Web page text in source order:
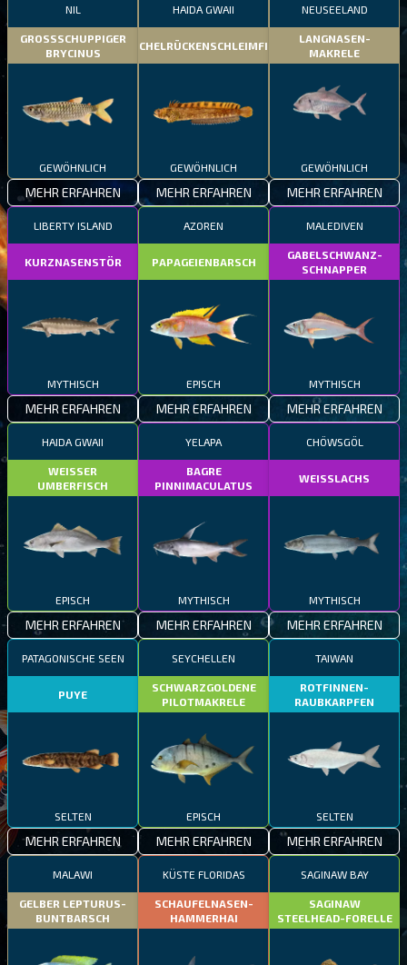
NIL
GROSSSCHUPPIGER
BRYCINUS
GEWÖHNLICH
MEHR ERFAHREN
HAIDA GWAII
STACHELRÜCKENSCHLEIMFISCH
GEWÖHNLICH
MEHR ERFAHREN
NEUSEELAND
LANGNASEN-
MAKRELE
GEWÖHNLICH
MEHR ERFAHREN
LIBERTY ISLAND
KURZNASENSTÖR
MYTHISCH
MEHR ERFAHREN
AZOREN
PAPAGEIENBARSCH
EPISCH
MEHR ERFAHREN
MALEDIVEN
GABELSCHWANZ-
SCHNAPPER
MYTHISCH
MEHR ERFAHREN
HAIDA GWAII
WEISSER
UMBERFISCH
EPISCH
MEHR ERFAHREN
YELAPA
BAGRE
PINNIMACULATUS
MYTHISCH
MEHR ERFAHREN
CHÖWSGÖL
WEISSLACHS
MYTHISCH
MEHR ERFAHREN
PATAGONISCHE SEEN
PUYE
SELTEN
MEHR ERFAHREN
SEYCHELLEN
SCHWARZGOLDENE
PILOTMAKRELE
EPISCH
MEHR ERFAHREN
TAIWAN
ROTFINNEN-
RAUBKARPFEN
SELTEN
MEHR ERFAHREN
MALAWI
GELBER LEPTURUS-
BUNTBARSCH
KÜSTE FLORIDAS
SCHAUFELNASEN-
HAMMERHAI
SAGINAW BAY
SAGINAW
STEELHEAD-FORELLE